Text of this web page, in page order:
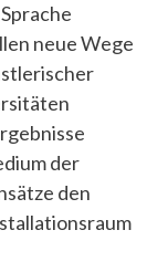
neue Wege
der
den